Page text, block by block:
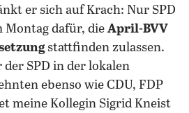
er sich auf Krach: Nur SPD
Montag dafür, die April-BVV
stattfinden zulassen.
SPD in der lokalen
ebenso wie CDU, FDP
meine Kollegin Sigrid Kneist